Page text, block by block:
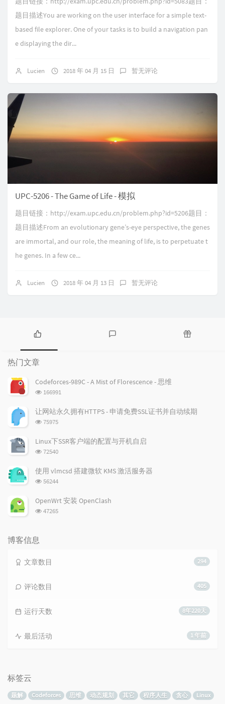
题目描述You are working on the user interface for a simple text-
based file explorer. One of your tasks is to build a navigation pan
e displaying the dir...
Lucien 2018 年 04 月 15 日 暂无评论
UPC-5206 - The Game of Life - 模拟
题目链接：http://exam.upc.edu.cn/problem.php?id=5206题目：
题目描述From an evolutionary gene’s-eye perspective, the genes
are immortal, and our role, the meaning of life, is to perpetuate t
he genes. In a few ce...
Lucien 2018 年 04 月 13 日 暂无评论
热
门
文
章
论
热门文章
Codeforces-989C - A Mist of Florescence - 思维
浏
次
数:
166991
让网站永久拥有HTTPS - 申请免费SSL证书并自动续期
浏
次
75975
Linux下SSR客户端的配置与开机自启
浏
次
数:
72540
使用 vlmcsd 搭建微软 KMS 激活服务器
浏
次
56244
OpenWrt 安装 OpenClash
浏
47265
博客信息
294
文章数目
405
评论数目
8年220天
运行天数
1 年前
最后活动
标签云
题解 Codeforces 思维 动态规划 其它 程序人生 贪心 Linux